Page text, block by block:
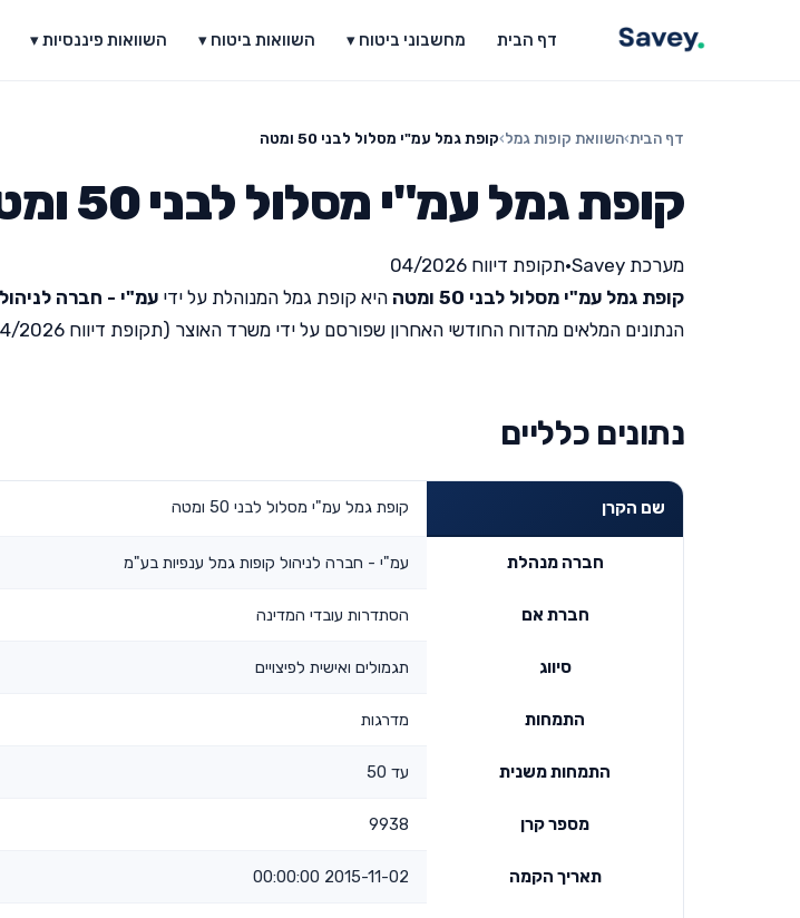
דף הבית מחשבוני ביטוח ▾ השוואות ביטוח ▾ השוואות פיננסיות ▾
דף הבית›השוואת קופות גמל›קופת גמל עמ"י מסלול לבני 50 ומטה
קופת גמל עמ"י מסלול לבני 50 ומטה
מערכת Savey •תקופת דיווח 04/2026
קופת גמל עמ"י מסלול לבני 50 ומטה
היא קופת גמל המנוהלת על ידי עמ"י - חברה
הנתונים המלאים מהדוח החודשי האחרון שפורסם על ידי משרד האוצר (תקופת דיווח 04/2026).
נתונים כלליים
שם הקרן קופת גמל עמ"י מסלול לבני 50 ומטה
חברה מנהלת עמ"י - חברה לניהול קופות גמל ענפיות בע"מ
חברת אם הסתדרות עובדי המדינה
סיווג תגמולים ואישית לפיצויים
התמחות מדרגות
התמחות משנית עד 50
מספר קרן 9938
תאריך הקמה 2015-11-02 00:00:00